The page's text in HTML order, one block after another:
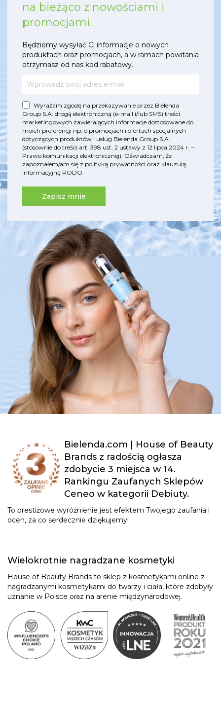
na bieżąco z nowościami i
promocjami.
Będziemy wysyłać Ci informacje o nowych
produktach oraz promocjach, a w ramach powitania
otrzymasz od nas kod rabatowy.
Wyrażam zgodę na przekazywanie przez Bielenda
Group S.A. drogą elektroniczną (e-mail i/lub SMS) treści
marketingowych zawierających informacje dostosowane do
moich preferencji np. o promocjach i ofertach specjalnych
dotyczących produktów i usług Bielenda Group S.A.
(stosownie do treści art. 398 ust. 2 ustawy z 12 lipca 2024 r. –
Prawo komunikacji elektronicznej). Oświadczam, że
zapoznałem/am się z polityką prywatności oraz klauzulą
informacyjną RODO.
Zapisz mnie
Bielenda.com | House of Beauty
Brands z radością ogłasza
zdobycie 3 miejsca w 14.
Rankingu Zaufanych Sklepów
Ceneo w kategorii Debiuty.
To prestiżowe wyróżnienie jest efektem Twojego zaufania i
ocen, za co serdecznie dziękujemy!
Wielokrotnie nagradzane kosmetyki
House of Beauty Brands to sklep z kosmetykami online z
nagradzanymi kosmetykami do twarzy i ciała, które zdobyły
uznanie w Polsce oraz na arenie międzynarodowej.